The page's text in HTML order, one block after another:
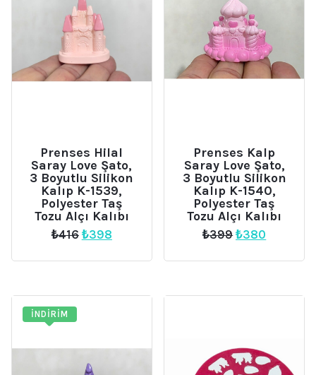
Prenses Hilal
Saray Love Şato,
3 Boyutlu Silikon
Kalıp K-1539,
Polyester Taş
Tozu Alçı Kalıbı
₺416 Orijinal
₺416.
₺398Şu
fiyat:
Prenses Kalp
Saray Love Şato,
3 Boyutlu Silikon
Kalıp K-1540,
Polyester Taş
Tozu Alçı Kalıbı
₺399Orijinal
₺399.
₺380
fiyat:
İNDIRIM